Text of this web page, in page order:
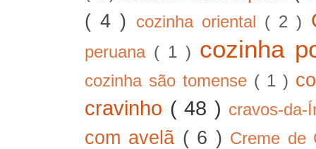
( 4 )
cozinha oriental ( 2 )
peruana ( 1 ) cozinha
cozinha são tomense ( 1 )
cravinho ( 48 ) cravos-
com avelã ( 6 ) Creme de